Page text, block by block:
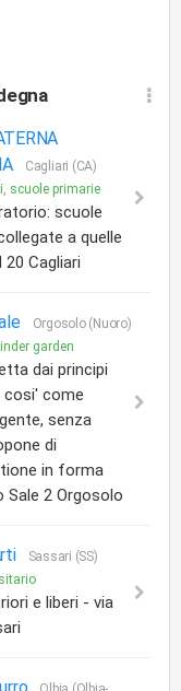
Cagliari (CA)
scuole primarie
scuole
a quelle
20 Cagliari
Orgosolo (Nuoro)
garden
dai principi
come
senza
di
in forma
Sale 2 Orgosolo
Sassari (SS)
e liberi - via